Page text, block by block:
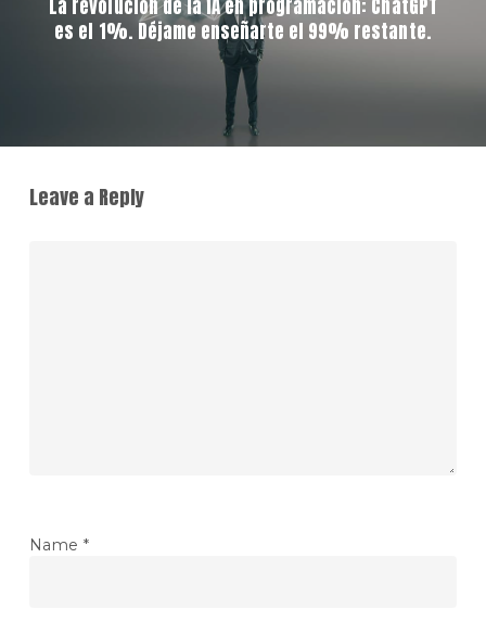
La revolución de la IA en programación: ChatGPT
es el 1%. Déjame enseñarte el 99% restante.
Leave a Reply
Name *